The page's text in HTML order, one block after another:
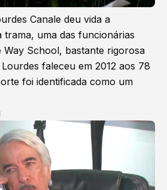
Canale deu vida a
trama, uma das funcionárias
Way School, bastante rigorosa
faleceu em 2012 aos 78
foi identificada como um